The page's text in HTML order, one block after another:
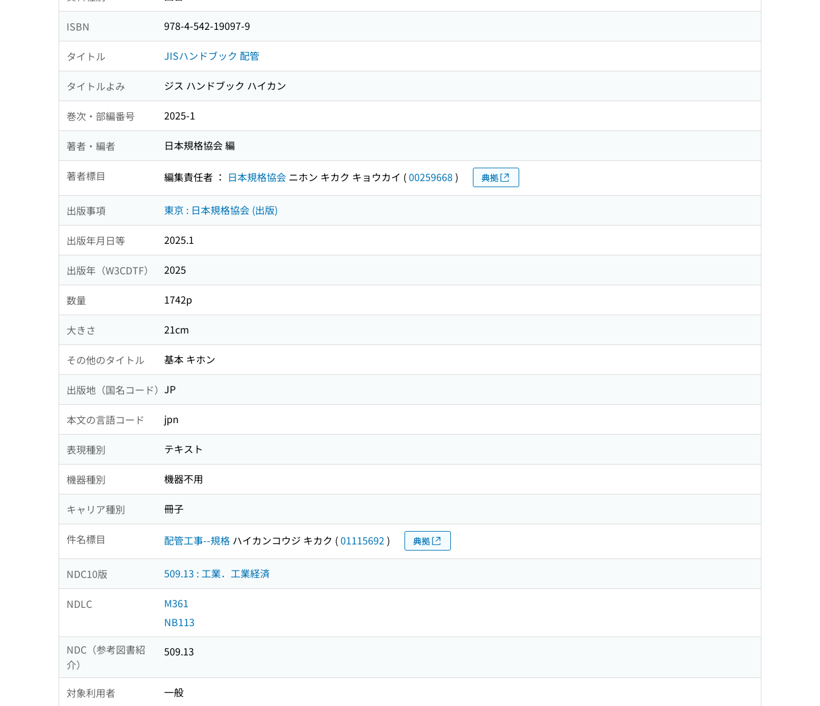
ISBN 978-4-542-19097-9
タイトル JISハンドブック 配管
タイトルよみ ジス ハンドブック ハイカン
巻次・部編番号 2025-1
著者・編者 日本規格協会 編
著者標目 編集責任者 ： 日本規格協会 ニホン キカク キョウカイ (00259668 ) 典拠
出版事項 東京 : 日本規格協会 (出版)
出版年月日等 2025.1
出版年（W3CDTF） 2025
数量 1742p
大きさ 21cm
その他のタイトル 基本 キホン
出版地（国名コード） JP
本文の言語コード jpn
表現種別 テキスト
機器種別 機器不用
キャリア種別 冊子
件名標目 配管工事--規格 ハイカンコウジ キカク (01115692 ) 典拠
NDC10版 509.13 : 工業．工業経済
NDLC
M361
NB113
NDC（参考図書紹
介）
509.13
対象利用者 一般